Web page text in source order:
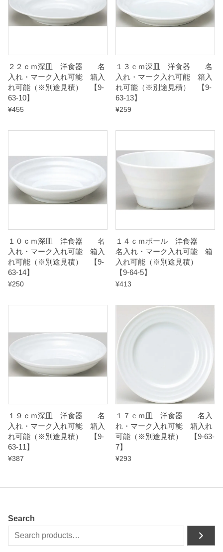
途
見
）
【
9
-
5
a
n
t
y
２２ｃｍ深皿 洋食器 名
入れ・マーク入れ可能 箱入
れ可能（※別途見積） 【9-
63-10】
¥455
１３ｃｍ深皿 洋食器 名
入れ・マーク入れ可能 箱入
れ可能（※別途見積） 【9-
63-13】
¥259
１０ｃｍ深皿 洋食器 名
入れ・マーク入れ可能 箱入
れ可能（※別途見積） 【9-
63-14】
¥250
１４ｃｍボール 洋食器
名入れ・マーク入れ可能 箱
入れ可能（※別途見積）
【9-64-5】
¥413
１９ｃｍ深皿 洋食器 名
入れ・マーク入れ可能 箱入
れ可能（※別途見積） 【9-
63-11】
¥387
１７ｃｍ皿 洋食器 名入
れ・マーク入れ可能 箱入れ
可能（※別途見積） 【9-63-
7】
¥293
Search